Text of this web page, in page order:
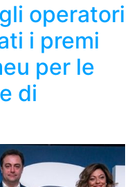
operatori
i premi
per le
di